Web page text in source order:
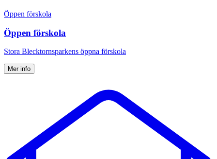
Öppen förskola
Öppen förskola
Stora Blecktornsparkens öppna förskola
Mer info